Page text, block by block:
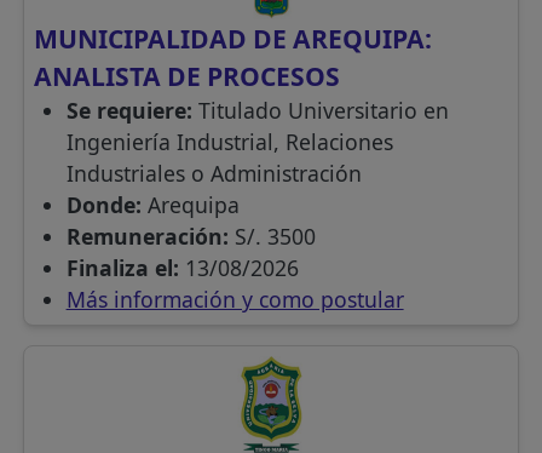
MUNICIPALIDAD DE AREQUIPA:
ANALISTA DE PROCESOS
Se requiere: Titulado Universitario en
Ingeniería Industrial, Relaciones
Industriales o Administración
Donde: Arequipa
Remuneración: S/. 3500
Finaliza el: 13/08/2026
Más información y como postular